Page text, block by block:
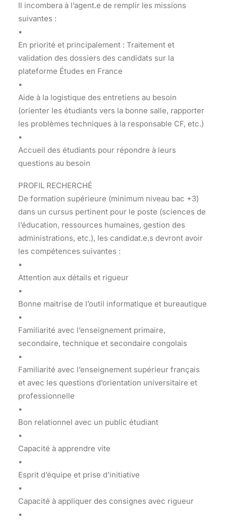
Il incombera à l’agent.e de remplir les missions
suivantes :
•
En priorité et principalement : Traitement et
validation des dossiers des candidats sur la
plateforme Études en France
•
Aide à la logistique des entretiens au besoin
(orienter les étudiants vers la bonne salle, rapporter
les problèmes techniques à la responsable CF, etc.)
•
Accueil des étudiants pour répondre à leurs
questions au besoin
PROFIL RECHERCHÉ
De formation supérieure (minimum niveau bac +3)
dans un cursus pertinent pour le poste (sciences de
l’éducation, ressources humaines, gestion des
administrations, etc.), les candidat.e.s devront avoir
les compétences suivantes :
•
Attention aux détails et rigueur
•
Bonne maitrise de l’outil informatique et bureautique
•
Familiarité avec l’enseignement primaire,
secondaire, technique et secondaire congolais
•
Familiarité avec l’enseignement supérieur français
et avec les questions d’orientation universitaire et
professionnelle
•
Bon relationnel avec un public étudiant
•
Capacité à apprendre vite
•
Esprit d’équipe et prise d’initiative
•
Capacité à appliquer des consignes avec rigueur
•